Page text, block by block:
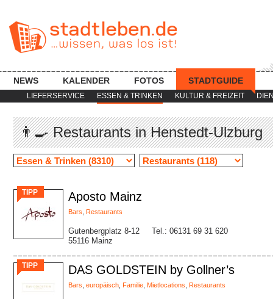
LIEFERSERVICE ESSEN & TRINKEN KULTUR & FREIZEIT
NEWS KALENDER FOTOS STADTGUIDE
👨🍳 Restaurants in Henstedt-Ulzburg
TIPP Aposto Mainz
Bars Restaurants
Gutenbergplatz 8-12
55116 Mainz
Tel.: 06131 69 31 620
TIPP DAS GOLDSTEIN by Gollner’s
Bars europäisch Familie Mietlocations Restaurants